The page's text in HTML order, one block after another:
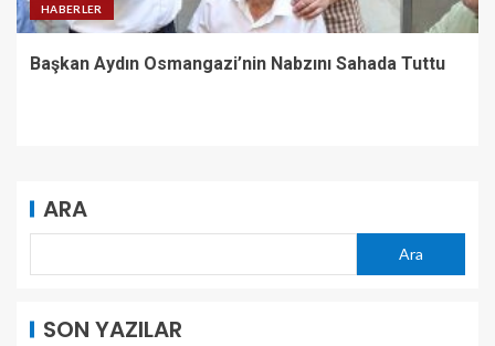
HABERLER
Başkan Aydın Osmangazi’nin Nabzını Sahada Tuttu
ARA
Ara
SON YAZILAR